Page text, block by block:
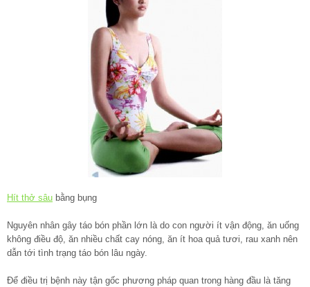
Hít thở sâu bằng bụng
Nguyên nhân gây táo bón phần lớn là do con người ít vận động, ăn uống
không điều độ, ăn nhiều chất cay nóng, ăn ít hoa quả tươi, rau xanh nên
dẫn tới tình trạng táo bón lâu ngày.
Để điều trị bệnh này tận gốc phương pháp quan trong hàng đầu là tăng